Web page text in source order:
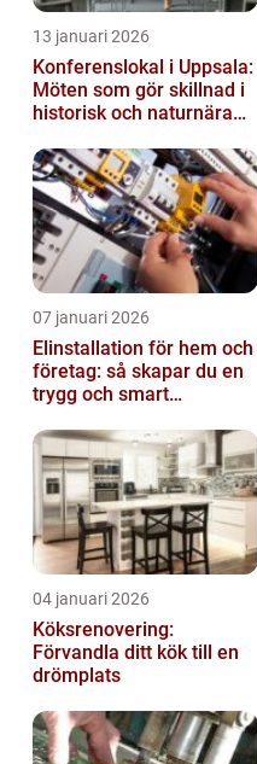
13 januari 2026
Konferenslokal i Uppsala:
Möten som gör skillnad i
historisk och naturnära
07 januari 2026
Elinstallation för hem och
företag: så skapar du en
trygg och smart
04 januari 2026
Köksrenovering:
Förvandla ditt kök till en
drömplats